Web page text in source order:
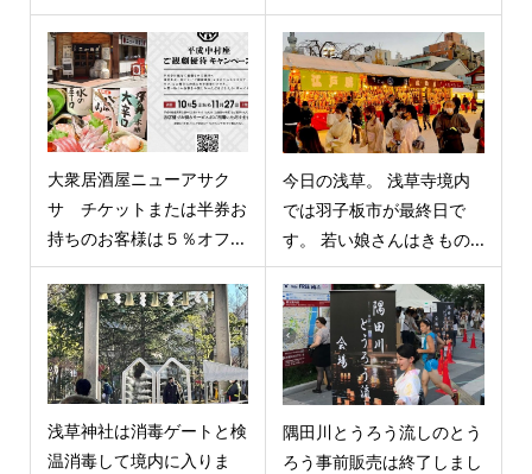
大衆居酒屋ニューアサク
サ チケットまたは半券お
持ちのお客様は５％オフ...
今日の浅草。 浅草寺境内
では羽子板市が最終日で
す。 若い娘さんはきもの...
浅草神社は消毒ゲートと検
温消毒して境内に入りま
隅田川とうろう流しのとう
ろう事前販売は終了しまし